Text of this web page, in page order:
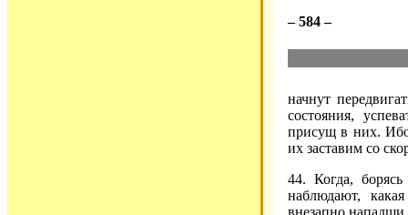
– 584 –
начнут
состояния,
присущ в них.
их заставим со
44. Когда,
наблюдают,